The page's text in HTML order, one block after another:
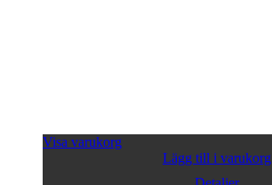
Visa varukorg
Lägg till i varukorg